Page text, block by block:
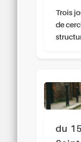
Trois
de
du